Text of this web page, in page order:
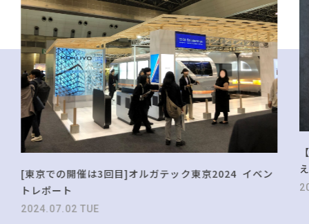
[東京での開催は3回目]オルガテック東京2024 イベン
トレポート
2024.07.02 TUE